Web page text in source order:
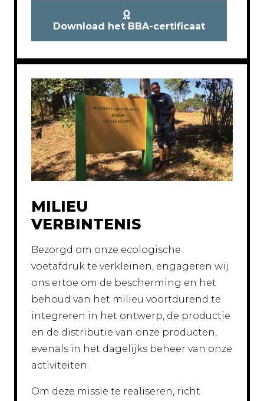
Download het BBA-certificaat
MILIEU
VERBINTENIS
Bezorgd om onze ecologische
voetafdruk te verkleinen, engageren wij
ons ertoe om de bescherming en het
behoud van het milieu voortdurend te
integreren in het ontwerp, de productie
en de distributie van onze producten,
evenals in het dagelijks beheer van onze
activiteiten.
Om deze missie te realiseren, richt